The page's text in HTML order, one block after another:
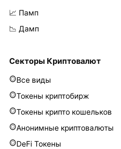
📈 Памп
📉 Дамп
Секторы Криптовалют
Все виды
Токены криптобирж
Токены крипто кошельков
Анонимные криптовалюты
DeFi Токены